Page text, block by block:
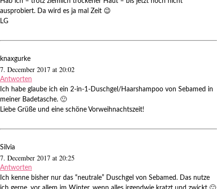
ausprobiert. Da wird es ja mal Zeit 😉
LG
knaxgurke
7. December 2017 at 20:02
Antworten
Ich habe glaube ich ein 2-in-1-Duschgel/Haarshampoo von Sebamed in
meiner Badetasche. 🙂
Liebe Grüße und eine schöne Vorweihnachtszeit!
Silvia
7. December 2017 at 20:25
Antworten
Ich kenne bisher nur das “neutrale” Duschgel von Sebamed. Das nutze